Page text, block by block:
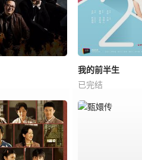
我的前半生
已完结